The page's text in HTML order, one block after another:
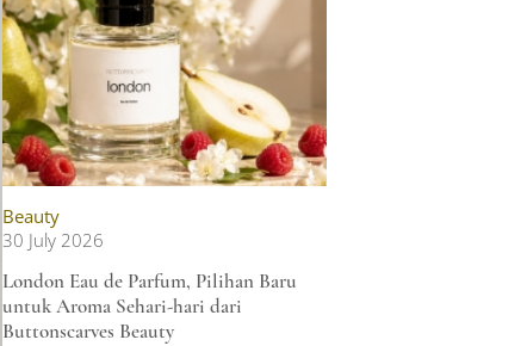
Beauty
30 July 2026
London Eau de Parfum, Pilihan Baru
untuk Aroma Sehari-hari dari
Buttonscarves Beauty